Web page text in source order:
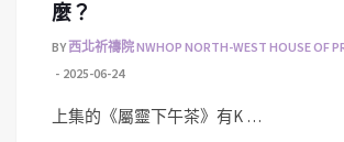
麼？
BY西北祈禱院 NWHOP NORTH-WEST HOUSE OF
2025-06-24
上集的《屬靈下午茶》有K …